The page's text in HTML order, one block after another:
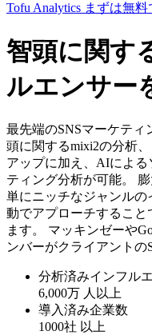
Tofu Analytics まずは無
智頭に関す
ルエンサー
最先端のSNSマーケティ
頭に関するmixi2の分析
アップに加え、AIによる
ティング分析が可能。
単にニッチなジャンルの
動でアプローチすること
ます。 マッキンゼーや
ンバーがクライアントの
分析済みインフル
6,000万 人以上
導入済み企業数
1000社 以上